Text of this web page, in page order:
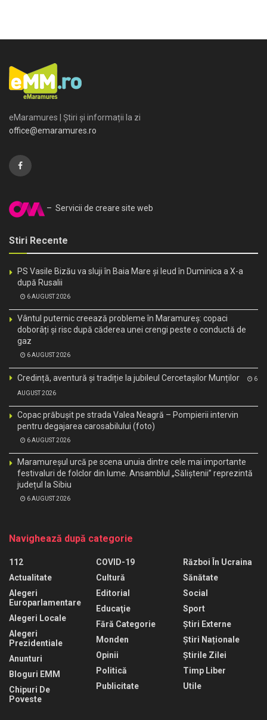
eMaramures | Știri și informații la zi
office@emaramures.ro
– Servicii de creare site web
Stiri Recente
PS Vasile Bizău va sluji în Baia Mare și Ieud în Duminica a X-a
după Rusalii
6 AUGUST 2026
Vântul puternic creează probleme în Maramureș: copaci
doborâți și risc după căderea unei crengi peste o conductă de
gaz
6 AUGUST 2026
Credință, aventură și tradiție la jubileul Cercetașilor Munților 6
AUGUST 2026
Copac prăbușit pe strada Valea Neagră – Pompierii intervin
pentru degajarea carosabilului (foto)
6 AUGUST 2026
Maramureșul urcă pe scena unuia dintre cele mai importante
festivaluri de folclor din lume. Ansamblul „Săliștenii” reprezintă
județul la Sibiu
6 AUGUST 2026
Navighează după categorie
112
Actualitate
Alegeri
Europarlamentare
Alegeri Locale
Alegeri
Prezidentiale
Anunturi
Bloguri EMM
Chipuri De
Poveste
COVID-19
Cultură
Editorial
Educaţie
Fără Categorie
Monden
Opinii
Politică
Publicitate
Război În Ucraina
Sănătate
Social
Sport
Știri Externe
Știri Naționale
Știrile Zilei
Timp Liber
Utile